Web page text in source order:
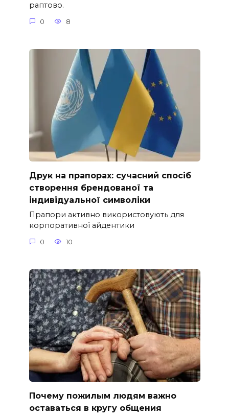
раптово.
0 8
Друк на прапорах: сучасний спосіб
створення брендованої та
індивідуальної символіки
Прапори активно використовують для
корпоративної айдентики
0 10
Почему пожилым людям важно
оставаться в кругу общения